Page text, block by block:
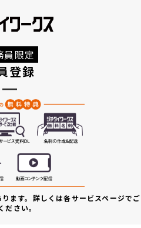
員限定
登録
ます。詳しくは各サービスページでご
ださい。